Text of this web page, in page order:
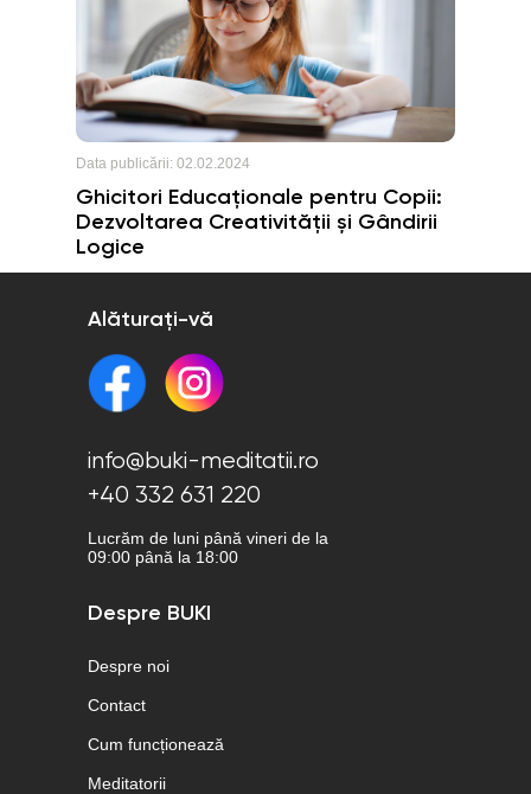
Data publicării: 02.02.2024
Ghicitori Educaționale pentru Copii:
Dezvoltarea Creativității și Gândirii
Logice
Alăturați-vă
info@buki-meditatii.ro
+40 332 631 220
Lucrăm de luni până vineri de la
09:00 până la 18:00
Despre BUKI
Despre noi
Contact
Cum funcționează
Meditatorii